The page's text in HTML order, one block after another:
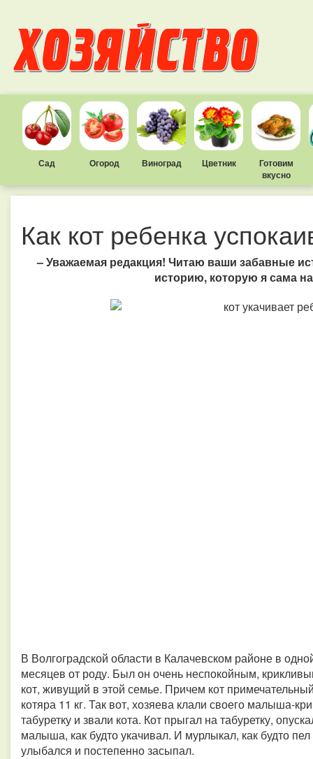
Сад Огород Виноград Цветник
Готовим
вкусно
Как кот ребенка
– Уважаемая редакция! Читаю ваши забавные
историю, которую я сама
В Волгоградской области в Калачевском районе в
месяцев от роду. Был он очень неспокойным,
кот, живущий в этой семье. Причем кот
котяра 11 кг. Так вот, хозяева клали своего малыша-
табуретку и звали кота. Кот прыгал на табуретку,
малыша, как будто укачивал. И мурлыкал, как будто
улыбался и постепенно засыпал.